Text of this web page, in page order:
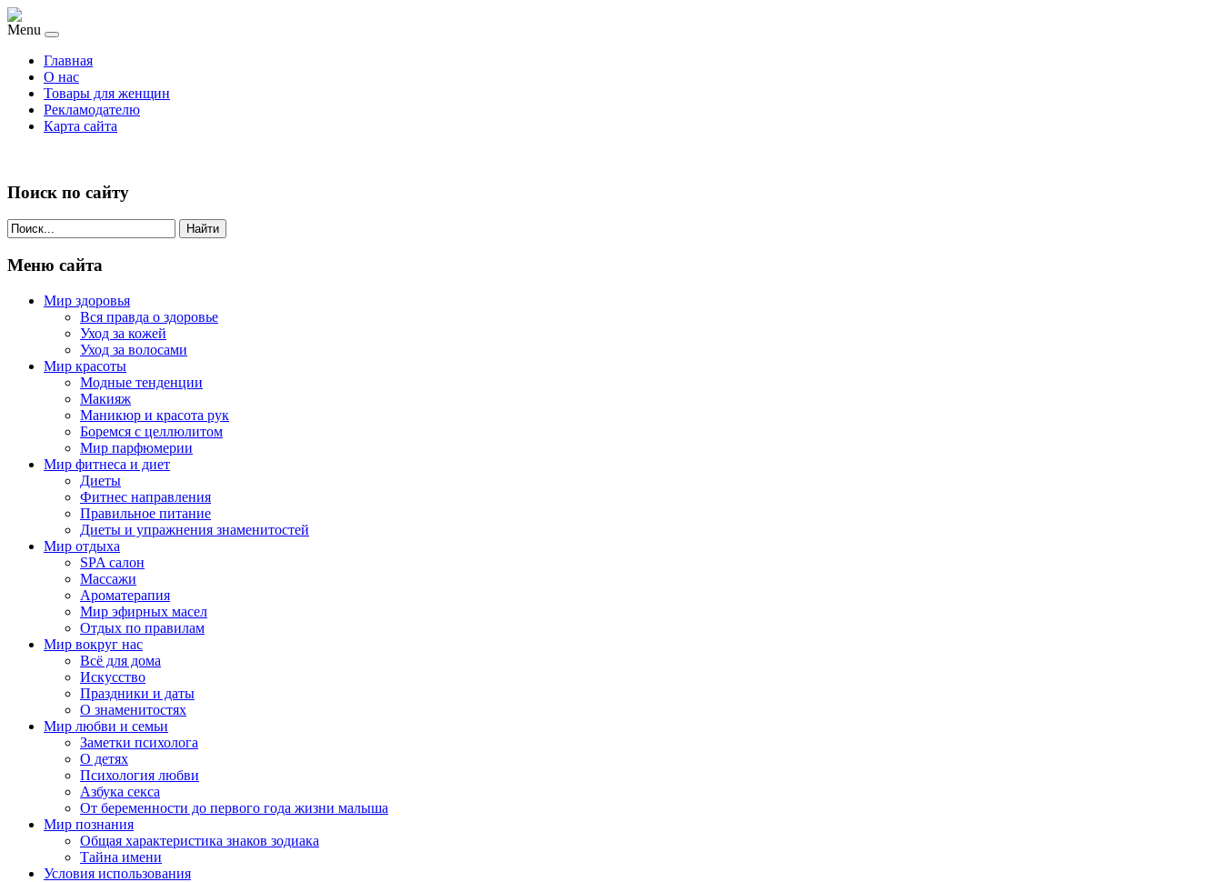
Menu
Главная
О нас
Товары для женщин
Рекламодателю
Карта сайта
Поиск по сайту
Найти
Меню сайта
Мир здоровья
Вся правда о здоровье
Уход за кожей
Уход за волосами
Мир красоты
Модные тенденции
Макияж
Маникюр и красота рук
Боремся с целлюлитом
Мир парфюмерии
Мир фитнеса и диет
Диеты
Фитнес направления
Правильное питание
Диеты и упражнения знаменитостей
Мир отдыха
SPA салон
Массажи
Ароматерапия
Мир эфирных масел
Отдых по правилам
Мир вокруг нас
Всё для дома
Искусство
Праздники и даты
О знаменитостях
Мир любви и семьи
Заметки психолога
О детях
Психология любви
Азбука секса
От беременности до первого года жизни малыша
Мир познания
Общая характеристика знаков зодиака
Тайна имени
Условия использования